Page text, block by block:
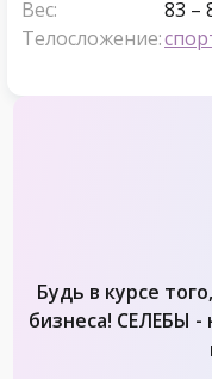
Вес:
83 –
Телосложение:
Будь в курсе
бизнеса! СЕЛЕБЫ